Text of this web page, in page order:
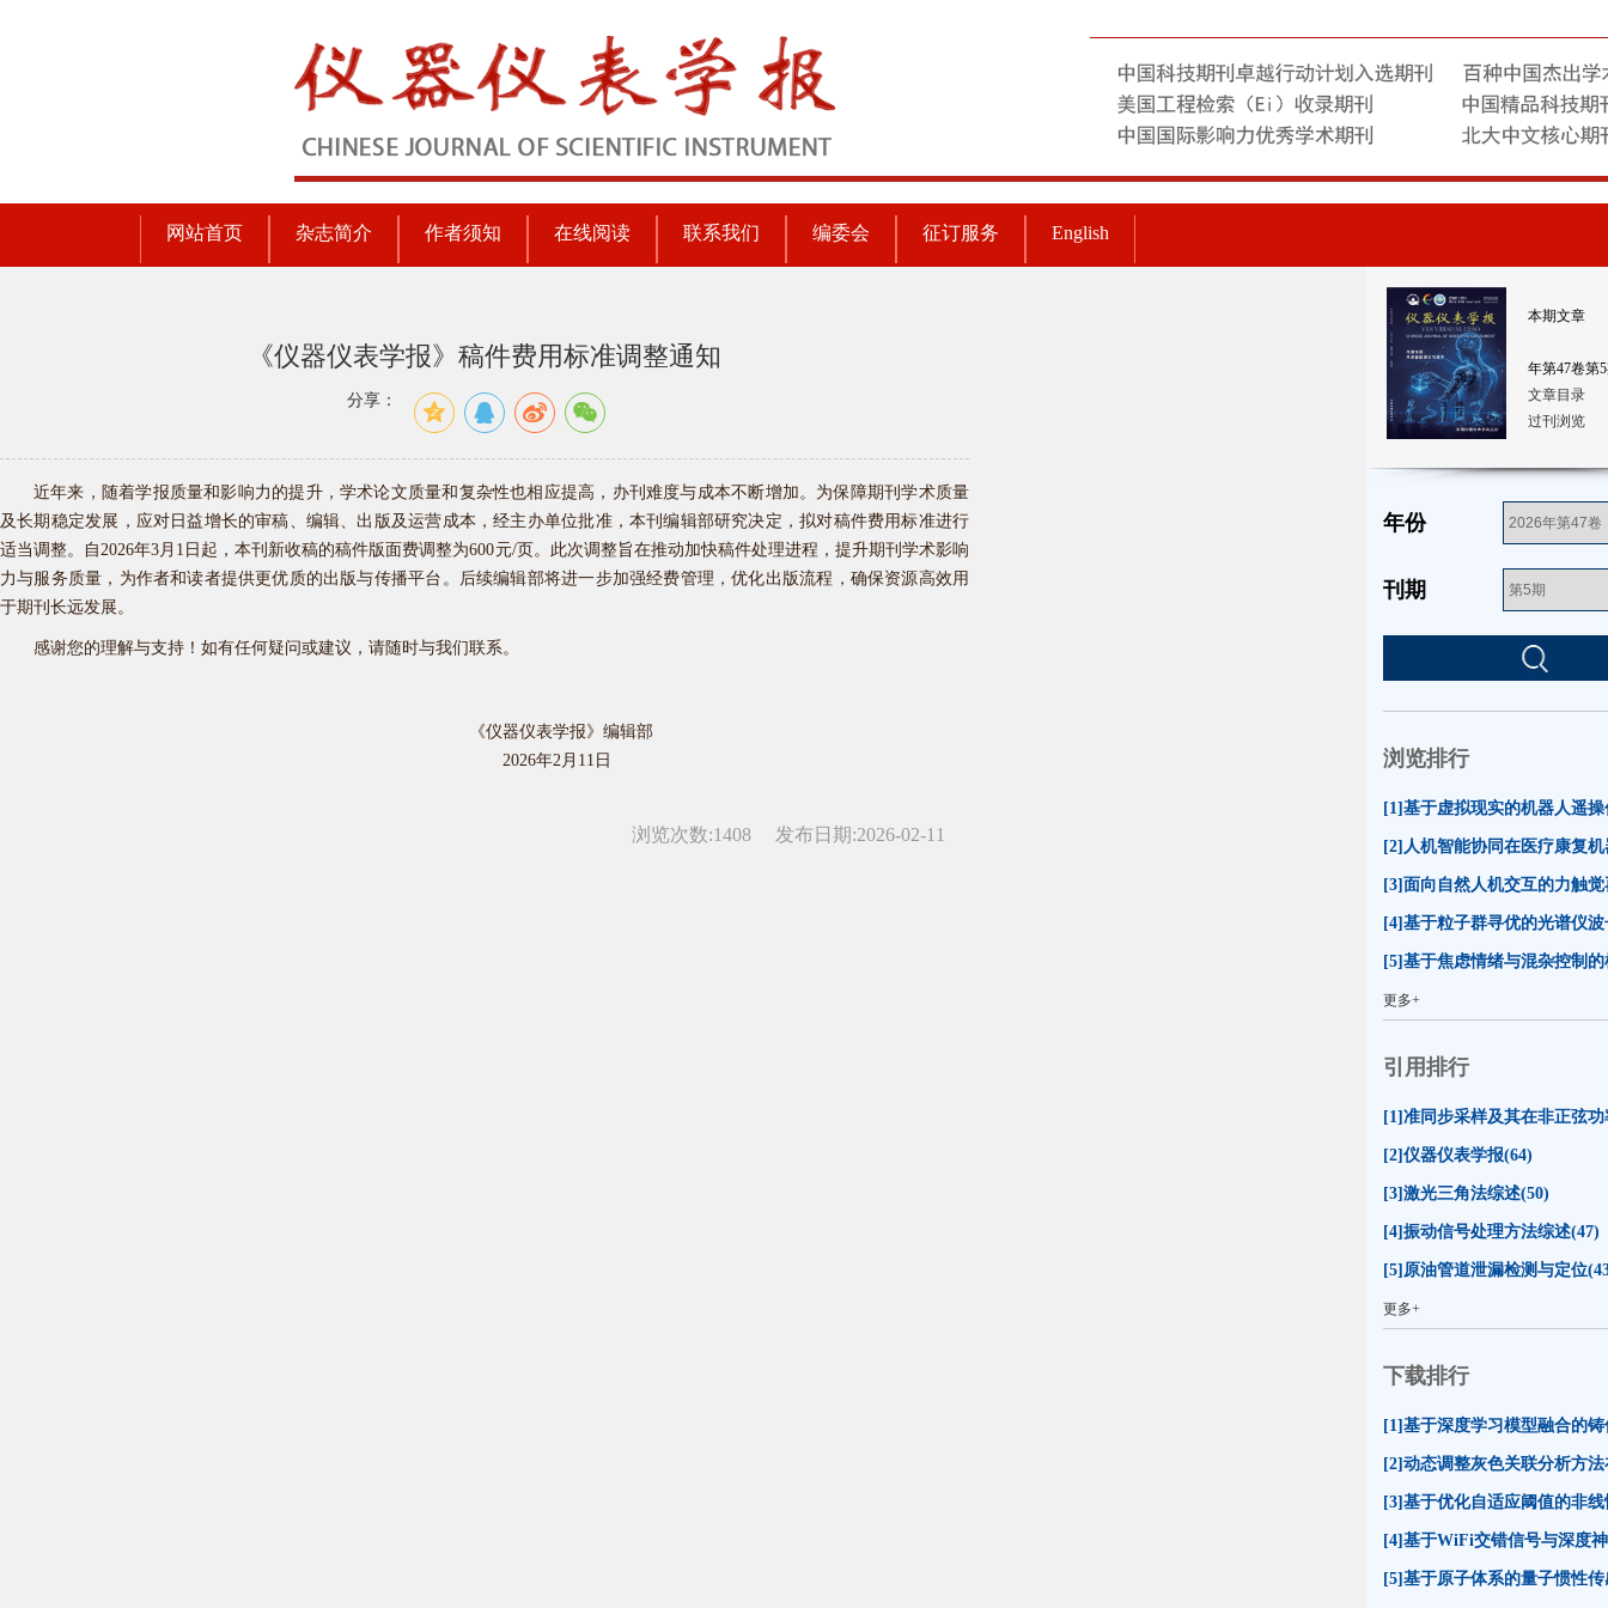
网站首页 杂志简介 作者须知 在线阅读 联系我们 编委会 征订服务 English
《仪器仪表学报》稿件费用标准调整通知
分享：
近年来，随着学报质量和影响力的提升，学术论文质量和复杂性也相应提高，办刊难度与成本不断增加。为保障期刊学术质量
及长期稳定发展，应对日益增长的审稿、编辑、出版及运营成本，经主办单位批准，本刊编辑部研究决定，拟对稿件费用标准进行
适当调整。自 2026年3月1日起，本刊新收稿的稿件版面费调整为600元/页。此次调整旨在推动加快稿件处理进程，提升期刊学术影响
力与服务质量，为作者和读者提供更优质的出版与传播平台。后续编辑部将进一步加强经费管理，优化出版流程，确保资源高效用
于期刊长远发展。
感谢您的理解与支持！如有任何疑问或建议，请随时与我们联系。
《仪器仪表学报》编辑部
2026年2月11日
发布日期:2026-02-11
浏览次数:1408
本期文章
年第47卷第5
文章目录
过刊浏览
年份
刊期
浏览排行
更多+
引用排行
[2]仪器仪表学报(64)
[3]激光三角法综述(50)
[4]振动信号处理方法综述(47)
[5]原油管道泄漏检测与定位
更多+
下载排行